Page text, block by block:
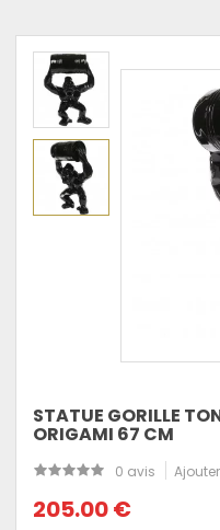
STATUE GORILLE
ORIGAMI 67 CM
0 avis
205.00 €